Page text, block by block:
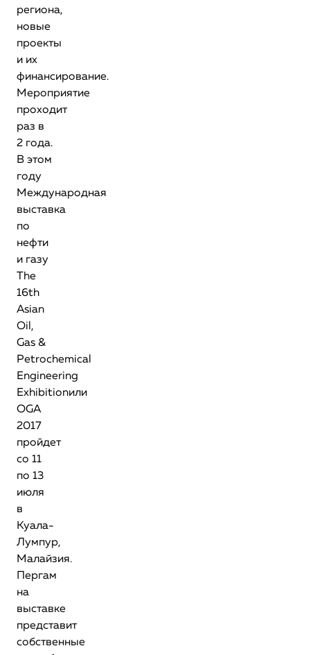
региона,
новые
проекты
и их
финансирование.
Мероприятие
проходит
раз в
2 года.
В этом
году
Международная
выставка
по
нефти
и газу
The
16th
Asian
Oil,
Gas &
Petrochemical
Engineering
Exhibitionили
OGA
2017
пройдет
со 11
по 13
июля
в
Куала-
Лумпур,
Малайзия.
Пергам
на
выставке
представит
собственные